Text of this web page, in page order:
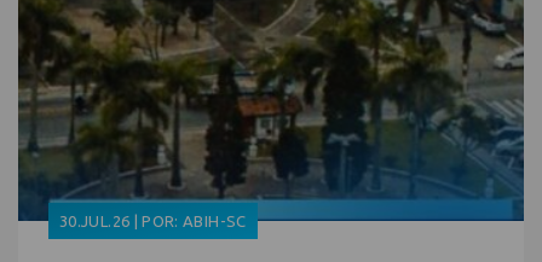
30.JUL.26 | POR: ABIH-SC